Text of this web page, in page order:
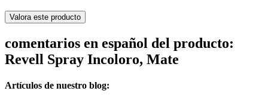
Valora este producto
comentarios en español del producto:
Revell Spray Incoloro, Mate
Artículos de nuestro blog: